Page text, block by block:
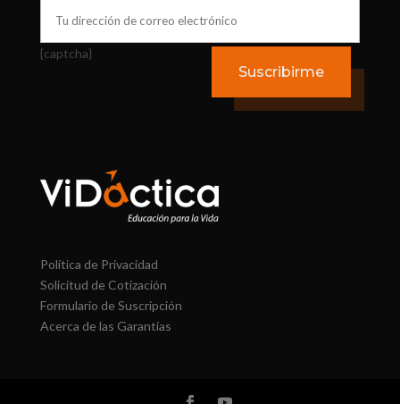
{captcha}
Política de Privacidad
Solicitud de Cotización
Formulario de Suscripción
Acerca de las Garantías